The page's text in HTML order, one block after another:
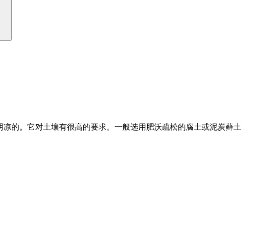
的。它对土壤有很高的要求。一般选用肥沃疏松的腐土或泥炭藓土